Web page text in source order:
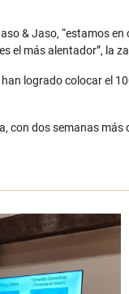
& Jaso, “estamos
el más alentador”, la
logrado colocar el
con dos semanas